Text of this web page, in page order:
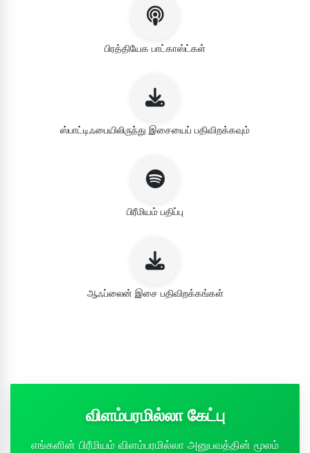
பிரத்தியேக பாட்காஸ்ட்கள்
ஸ்பாட்டிஃபையிலிருந்து இசையைப் பதிவிறக்கவும்
பிரீமியம் பதிப்பு
ஆஃப்லைன் இசை பதிவிறக்கங்கள்
விளம்பரமில்லா கேட்பு
எங்களின் பிரீமியம் விளம்பரமில்லா அனுபவத்தின் மூலம்